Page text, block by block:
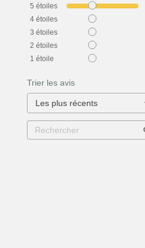
5 étoiles
4 étoiles
3 étoiles
2 étoiles
1 étoile
Trier les avis